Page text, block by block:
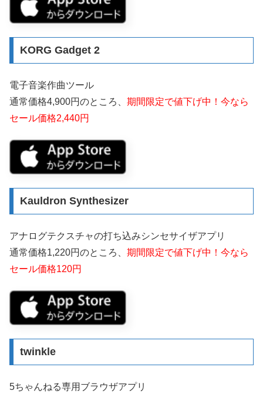
KORG Gadget 2
電子音楽作曲ツール
通常価格4,900円のところ、 期間限定で値下げ中！今なら
セール価格2,440円
Kauldron Synthesizer
アナログテクスチャの打ち込みシンセサイザアプリ
通常価格1,220円のところ、 期間限定で値下げ中！今なら
セール価格120円
twinkle
5ちゃんねる専用ブラウザアプリ